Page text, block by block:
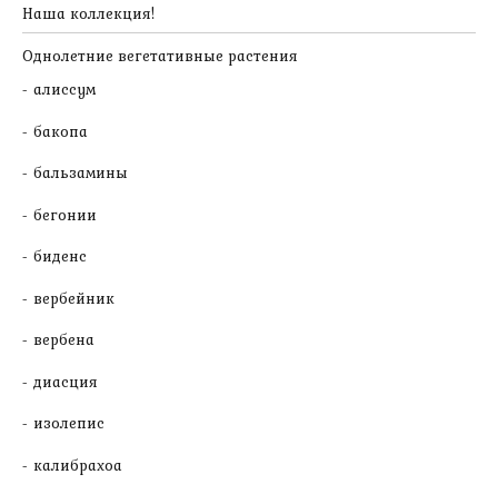
Наша коллекция!
Однолетние вегетативные растения
алиссум
бакопа
бальзамины
бегонии
биденс
вербейник
вербена
диасция
изолепис
калибрахоа